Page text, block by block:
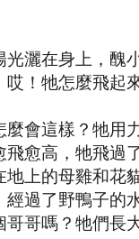
灑在身上，醜
！牠怎麼飛起
會這樣？牠用
愈高，牠飛過
地上的母雞和花
過了野鴨子的
哥嗎？牠們長